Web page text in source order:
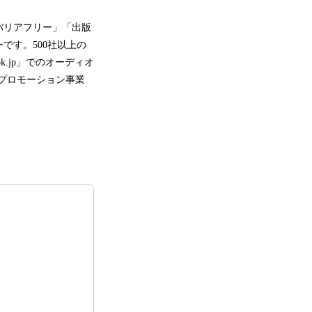
アフリー」「出版
す。500社以上の
」でのオーディオ
ロモーション事業